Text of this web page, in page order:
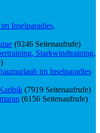
Inselparadies,
(9246 Seitenaufrufe)
Starkwindtraining,
im Inselparadies
(7919 Seitenaufrufe)
(6156 Seitenaufrufe)